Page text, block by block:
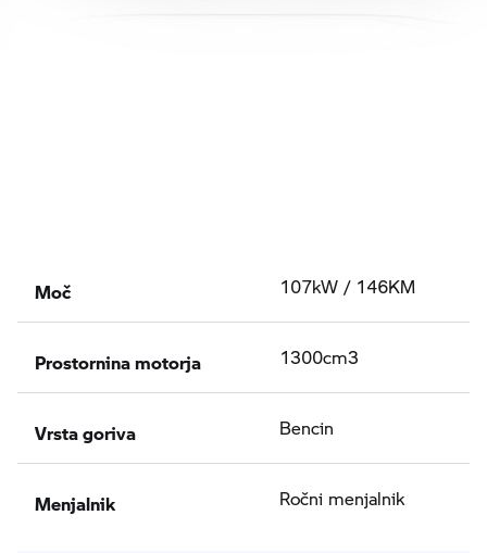
Moč 107kW / 146KM
Prostornina motorja 1300cm3
Vrsta goriva Bencin
Menjalnik Ročni menjalnik